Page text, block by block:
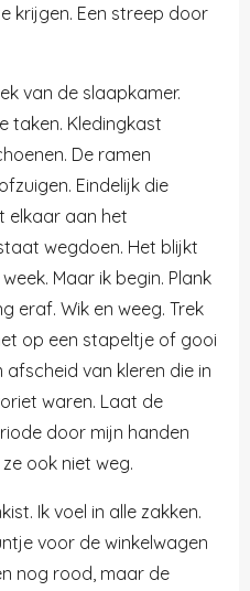
krijgen. Een streep door
van de slaapkamer.
taken. Kledingkast
De ramen
Eindelijk die
elkaar aan het
wegdoen. Het blijkt
Maar ik begin. Plank
eraf. Wik en weeg. Trek
op een stapeltje of gooi
afscheid van kleren die in
waren. Laat de
door mijn handen
ook niet weg.
Ik voel in alle zakken.
voor de winkelwagen
nog rood, maar de